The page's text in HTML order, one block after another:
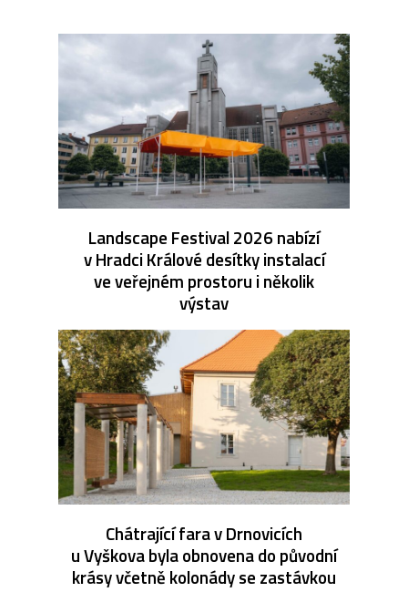
Landscape Festival 2026 nabízí
v Hradci Králové desítky instalací
ve veřejném prostoru i několik
výstav
Chátrající fara v Drnovicích
u Vyškova byla obnovena do původní
krásy včetně kolonády se zastávkou